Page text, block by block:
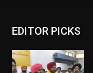
EDITOR PICKS